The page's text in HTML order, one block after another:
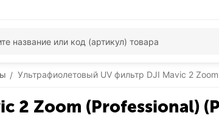
/ Ультрафиолетовый UV фильтр DJI Mavic 2
2 Zoom (Professional)